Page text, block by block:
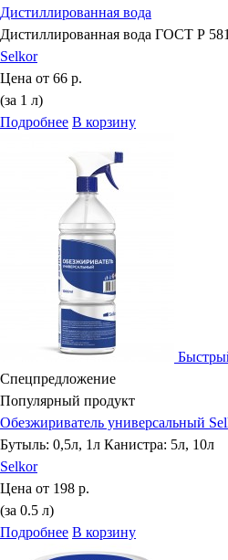
Дистиллированная вода
Дистиллированная вода ГОСТ Р
Selkor
Цена от 66 р.
(за 1 л)
Подробнее В корзину
Спецпредложение
Популярный продукт
Обезжириватель универсальный
Бутыль: 0,5л, 1л Канистра: 5л, 10л
Selkor
Цена от 198 р.
(за 0.5 л)
Подробнее В корзину